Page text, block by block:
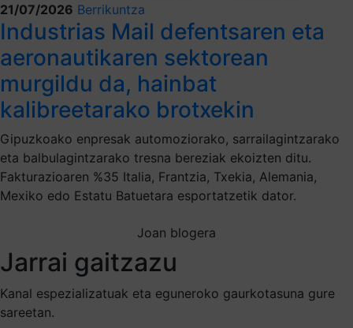
21/07/2026 Berrikuntza
Industrias Mail defentsaren eta
aeronautikaren sektorean
murgildu da, hainbat
kalibreetarako brotxekin
Gipuzkoako enpresak automoziorako, sarrailagintzarako
eta balbulagintzarako tresna bereziak ekoizten ditu.
Fakturazioaren %35 Italia, Frantzia, Txekia, Alemania,
Mexiko edo Estatu Batuetara esportatzetik dator.
Joan blogera
Jarrai gaitzazu
Kanal espezializatuak eta eguneroko gaurkotasuna gure
sareetan.